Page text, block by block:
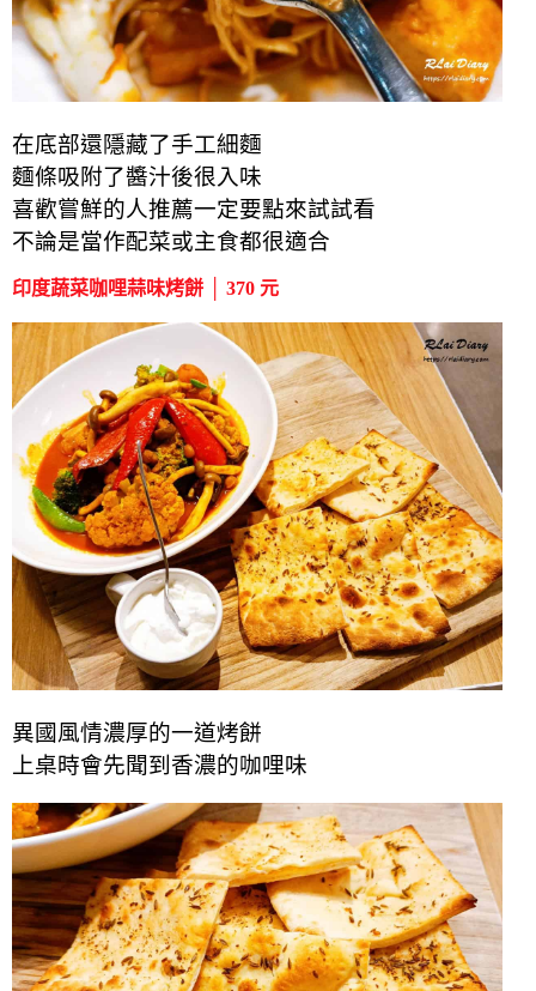
在底部還隱藏了手工細麵
麵條吸附了醬汁後很入味
喜歡嘗鮮的人推薦一定要點來試試看
不論是當作配菜或主食都很適合
印度蔬菜咖哩蒜味烤餅 │ 370 元
異國風情濃厚的一道烤餅
上桌時會先聞到香濃的咖哩味